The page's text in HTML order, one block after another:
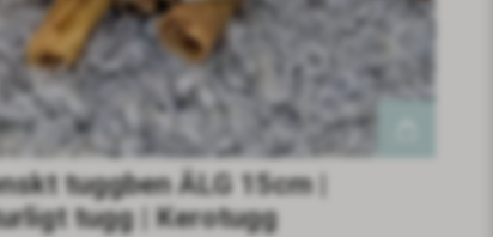
tuggben ÄLG 15cm |
tugg | Kerotugg